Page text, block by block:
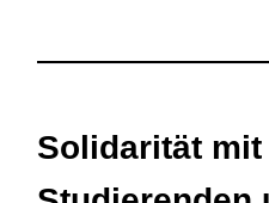
Solidarität mit